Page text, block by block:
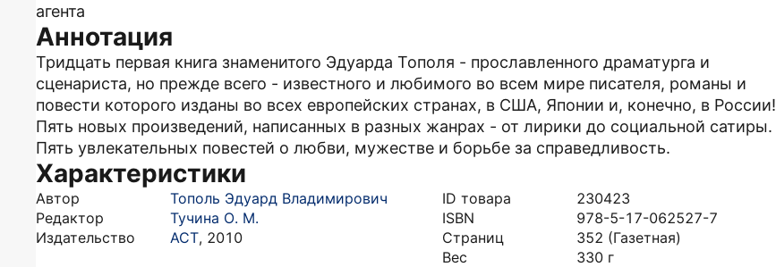
агента
Аннотация
Тридцать первая книга знаменитого Эдуарда Тополя - прославленного драматурга и
сценариста, но прежде всего - известного и любимого во всем мире писателя, романы и
повести которого изданы во всех европейских странах, в США, Японии и, конечно, в России!
Пять новых произведений, написанных в разных жанрах - от лирики до социальной сатиры.
Пять увлекательных повестей о любви, мужестве и борьбе за справедливость.
Характеристики
Автор
Тополь Эдуард Владимирович
Редактор
Тучина О. М.
Издательство
АСТ, 2010
ID товара
230423
ISBN
978-5-17-062527-7
Страниц
352 (Газетная)
Вес
330 г